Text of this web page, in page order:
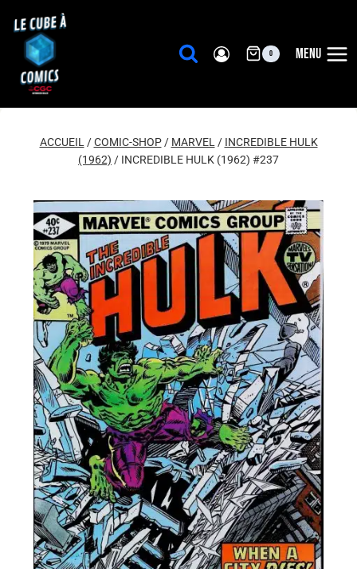
contenu
0 MENU
ACCUEIL / COMIC-SHOP / MARVEL / INCREDIBLE HULK
(1962) / INCREDIBLE HULK (1962) #237